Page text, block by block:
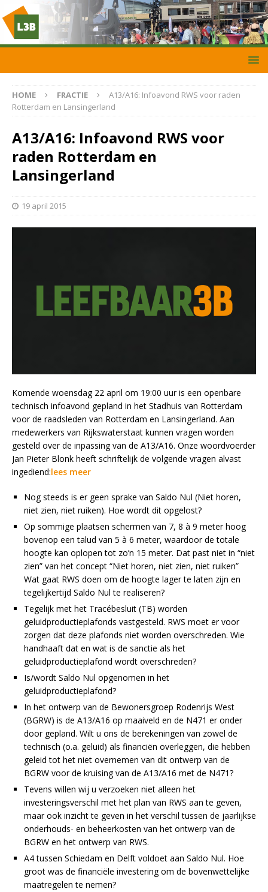
HOME FRACTIE
A13/A16: Infoavond RWS voor raden
Rotterdam en Lansingerland
A13/A16: Infoavond RWS voor
raden Rotterdam en
Lansingerland
19 april 2015
Komende woensdag 22 april om 19:00 uur is een openbare
technisch infoavond gepland in het Stadhuis van Rotterdam
voor de raadsleden van Rotterdam en Lansingerland. Aan
medewerkers van Rijkswaterstaat kunnen vragen worden
gesteld over de inpassing van de A13/A16. Onze woordvoerder
Jan Pieter Blonk heeft schriftelijk de volgende vragen alvast
ingediend:lees meer
Nog steeds is er geen sprake van Saldo Nul (Niet horen,
niet zien, niet ruiken). Hoe wordt dit opgelost?
Op sommige plaatsen schermen van 7, 8 à 9 meter hoog
bovenop een talud van 5 à 6 meter, waardoor de totale
hoogte kan oplopen tot zo’n 15 meter. Dat past niet in “niet
zien” van het concept “Niet horen, niet zien, niet ruiken”
Wat gaat RWS doen om de hoogte lager te laten zijn en
tegelijkertijd Saldo Nul te realiseren?
Tegelijk met het Tracébesluit (TB) worden
geluidproductieplafonds vastgesteld. RWS moet er voor
zorgen dat deze plafonds niet worden overschreden. Wie
handhaaft dat en wat is de sanctie als het
geluidproductieplafond wordt overschreden?
Is/wordt Saldo Nul opgenomen in het
geluidproductieplafond?
In het ontwerp van de Bewonersgroep Rodenrijs West
(BGRW) is de A13/A16 op maaiveld en de N471 er onder
door gepland. Wilt u ons de berekeningen van zowel de
technisch (o.a. geluid) als financiën overleggen, die hebben
geleid tot het niet overnemen van dit ontwerp van de
BGRW voor de kruising van de A13/A16 met de N471?
Tevens willen wij u verzoeken niet alleen het
investeringsverschil met het plan van RWS aan te geven,
maar ook inzicht te geven in het verschil tussen de jaarlijkse
onderhouds- en beheerkosten van het ontwerp van de
BGRW en het ontwerp van RWS.
A4 tussen Schiedam en Delft voldoet aan Saldo Nul. Hoe
groot was de financiële investering om de bovenwettelijke
maatregelen te nemen?